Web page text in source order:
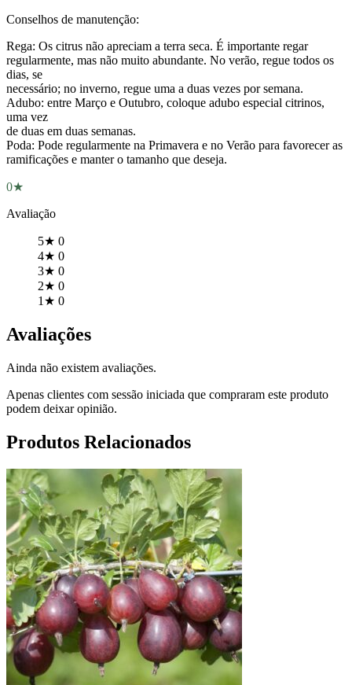
Conselhos de manutenção:
Rega: Os citrus não apreciam a terra seca. É importante regar
regularmente, mas não muito abundante. No verão, regue todos os
dias, se
necessário; no inverno, regue uma a duas vezes por semana.
Adubo: entre Março e Outubro, coloque adubo especial citrinos,
uma vez
de duas em duas semanas.
Poda: Pode regularmente na Primavera e no Verão para favorecer as
ramificações e manter o tamanho que deseja.
0★
Avaliação
5★ 0
4★ 0
3★ 0
2★ 0
1★ 0
Avaliações
Ainda não existem avaliações.
Apenas clientes com sessão iniciada que compraram este produto
podem deixar opinião.
Produtos Relacionados